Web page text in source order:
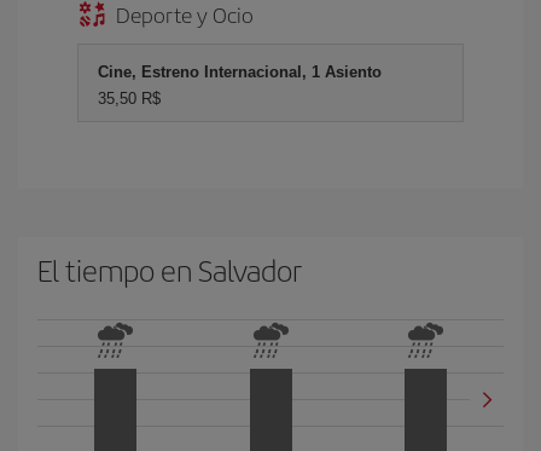
Deporte y Ocio
Cine, Estreno Internacional, 1 Asiento
35,50 R$
El tiempo en Salvador